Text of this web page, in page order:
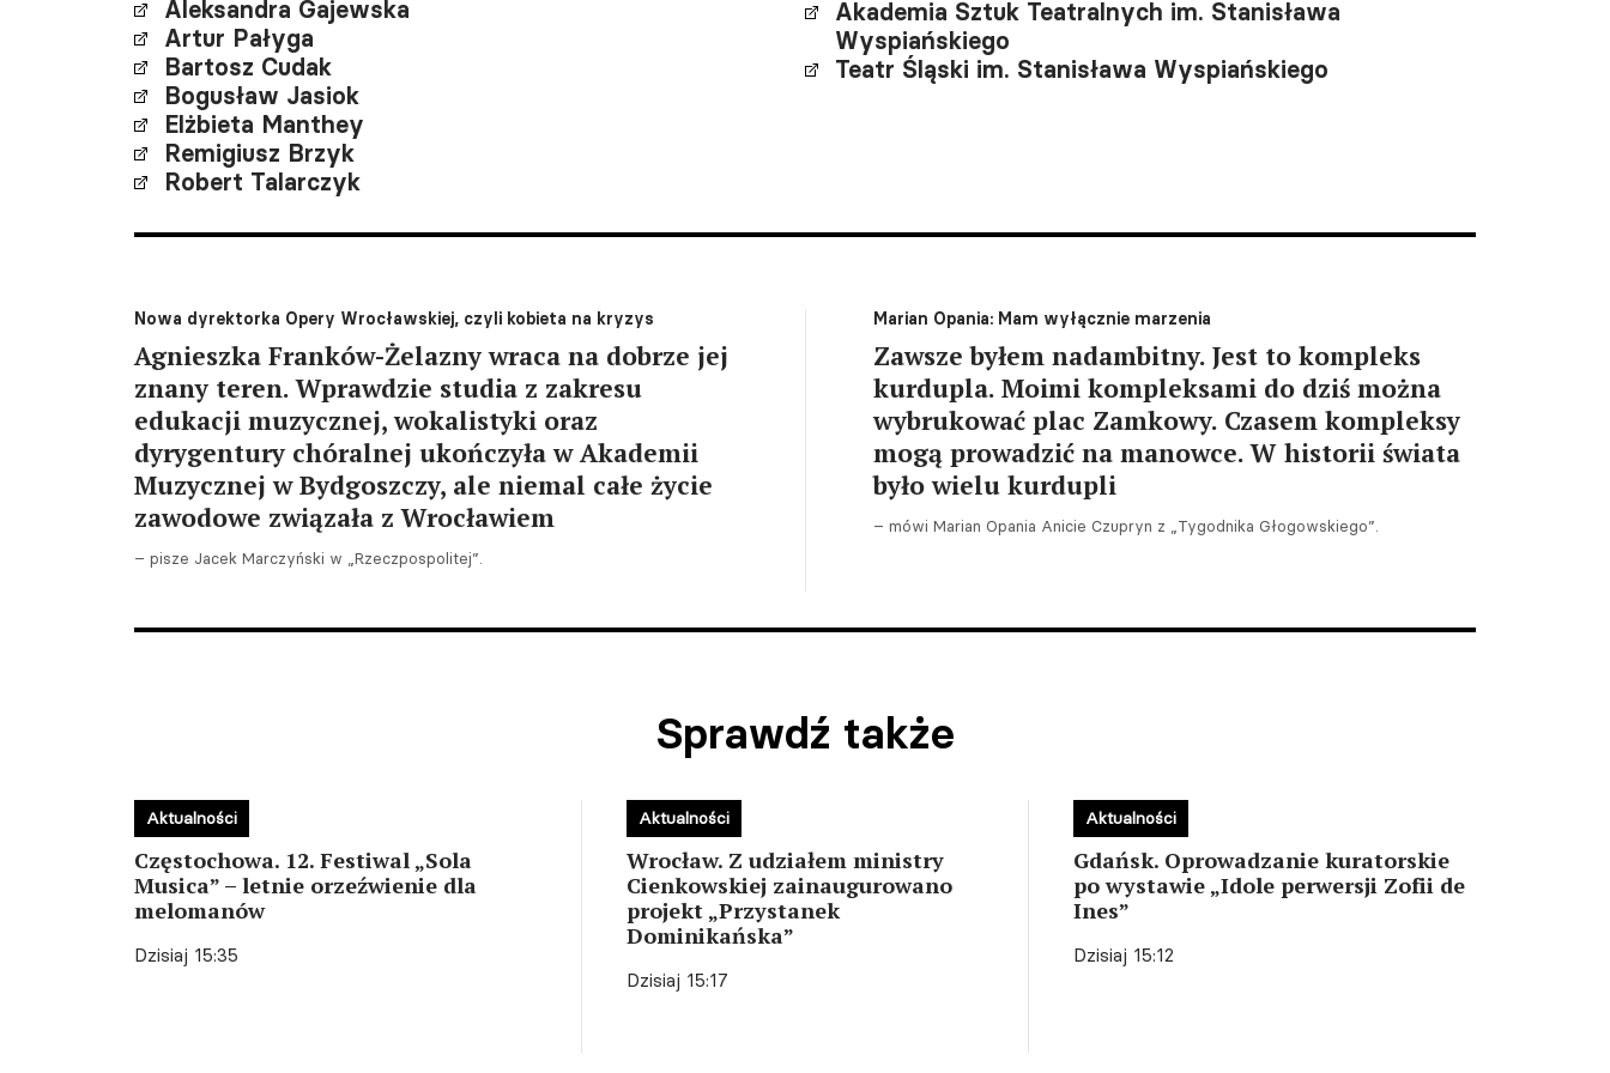
Aleksandra Gajewska
Artur Pałyga
Bartosz Cudak
Bogusław Jasiok
Elżbieta Manthey
Remigiusz Brzyk
Robert Talarczyk
Akademia Sztuk Teatralnych im. Stanisława
Wyspiańskiego
Teatr Śląski im. Stanisława Wyspiańskiego
Nowa dyrektorka Opery Wrocławskiej, czyli kobieta na kryzys
Agnieszka Franków-Żelazny wraca na dobrze jej
znany teren. Wprawdzie studia z zakresu
edukacji muzycznej, wokalistyki oraz
dyrygentury chóralnej ukończyła w Akademii
Muzycznej w Bydgoszczy, ale niemal całe życie
zawodowe związała z Wrocławiem
– pisze Jacek Marczyński w „Rzeczpospolitej”.
Marian Opania: Mam wyłącznie marzenia
Zawsze byłem nadambitny. Jest to kompleks
kurdupla. Moimi kompleksami do dziś można
wybrukować plac Zamkowy. Czasem kompleksy
mogą prowadzić na manowce. W historii świata
było wielu kurdupli
– mówi Marian Opania Anicie Czupryn z „Tygodnika Głogowskiego”.
Sprawdź także
Częstochowa. 12. Festiwal „Sola
Musica” – letnie orzeźwienie dla
melomanów
Dzisiaj 15:35
Aktualności
Wrocław. Z udziałem ministry
Cienkowskiej zainaugurowano
projekt „Przystanek
Dominikańska”
Dzisiaj 15:17
Aktualności
Gdańsk. Oprowadzanie kuratorskie
po wystawie „Idole perwersji Zofii de
Ines”
Dzisiaj 15:12
Aktualności